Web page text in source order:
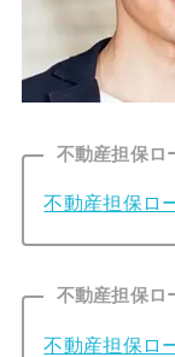
不動産担保ロ
不動産担保ロ
不動産担保ロ
不動産担保ロ